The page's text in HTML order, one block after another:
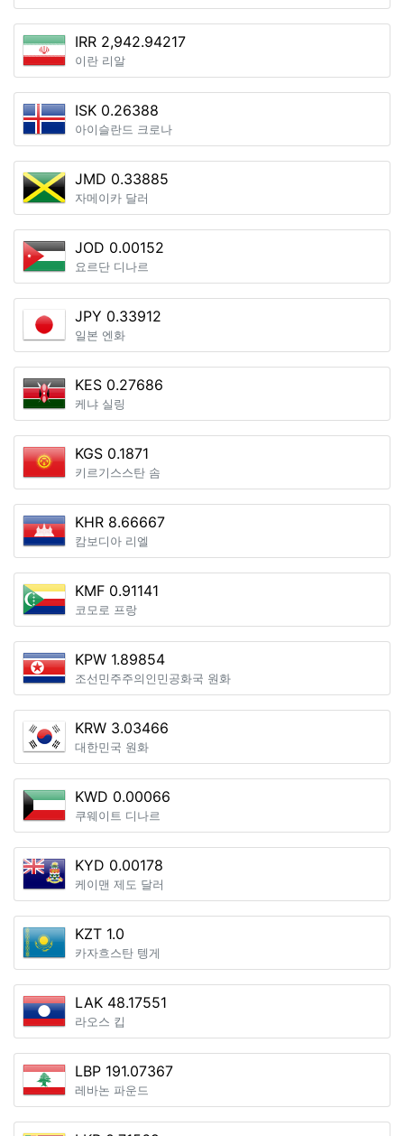
IRR 2,942.94217
이란 리알
ISK 0.26388
아이슬란드 크로나
JMD 0.33885
자메이카 달러
JOD 0.00152
요르단 디나르
JPY 0.33912
일본 엔화
KES 0.27686
케냐 실링
KGS 0.1871
키르기스스탄 솜
KHR 8.66667
캄보디아 리엘
KMF 0.91141
코모로 프랑
KPW 1.89854
조선민주주의인민공화국 원화
KRW 3.03466
대한민국 원화
KWD 0.00066
쿠웨이트 디나르
KYD 0.00178
케이맨 제도 달러
KZT 1.0
카자흐스탄 텡게
LAK 48.17551
라오스 킵
LBP 191.07367
레바논 파운드